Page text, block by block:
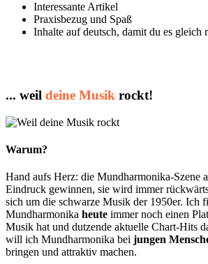
Interessante Artikel
Praxisbezug und Spaß
Inhalte auf deutsch, damit du es gleich
... weil deine Musik rockt!
Warum?
Hand aufs Herz: die Mundharmonika-Szene
Eindruck gewinnen, sie wird immer
sich um die schwarze Musik der 1950er. Ich
Mundharmonika heute immer noch einen
Musik hat und dutzende aktuelle Chart-Hits
will ich Mundharmonika bei jungen
bringen und attraktiv machen.